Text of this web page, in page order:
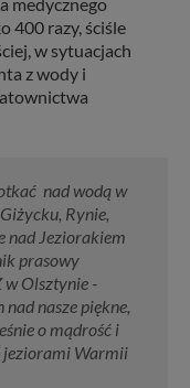
400 razy, ściśle
w sytuacjach
z wody i
nad wodą w
Rynie,
nad Jeziorakiem
prasowy
w Olsztynie -
nasze piękne,
o mądrość i
jeziorami Warmii